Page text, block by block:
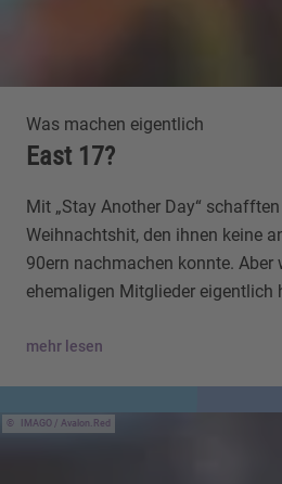
Was machen eigentlich
East 17?
Mit „Stay Another Day“
Weihnachtshit, den ihnen keine
90ern nachmachen konnte. Aber
ehemaligen Mitglieder eigentlich
mehr lesen
IMAGO / Avalon.Red